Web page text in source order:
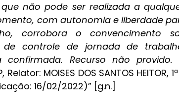
não pode ser realizada a
com autonomia e liberdade
corrobora o convencimento
de controle de jornada de
confirmada. Recurso não provido.
Relator: MOISES DOS SANTOS HEITOR,
16/02/2022)” [g.n.]